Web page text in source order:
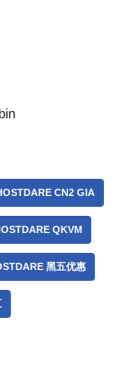
CN2 GIA
QKVM
黑五优惠